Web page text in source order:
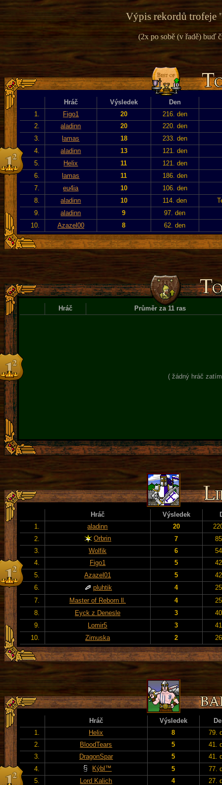
Výpis rekordů trofeje
(2x po sobě (v řadě) buď
Hráč Výsledek
Den
1.
Figo1 20
216. den
2.
aladinn 20
220. den
3.
lamas 18
233. den
4.
aladinn 13
121. den
5.
Helix 11
121. den
6.
lamas 11
186. den
7.
eu4ia 10
106. den
8.
aladinn 10 114. den
9.
aladinn 9
97. den
10.
Azazel00 8 62. den
Hráč Průměr za 11 ras
( žádný hráč
Hráč Výsledek
1.
aladinn 20
2.
Orbrin 7
3.
Wolfik 6
4.
Figo1 5
5.
Azazel01 5
6.
pluhtik 4
7.
Master of Reborn ll. 4
8.
Eyck z Denesle 3
9.
Lomir5 3
10.
Zimuska 2
Hráč Výsledek
1.
Helix 8
79.
2.
BloodTears 5
41.
3.
DragonSpar 5
41.
4.
Kýbl™ 5
77.
5.
Lord Kalich 4
27.